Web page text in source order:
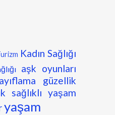
Kadın Sağlığı
aşk oyunları
güzellik
sağlıklı yaşam
yaşam